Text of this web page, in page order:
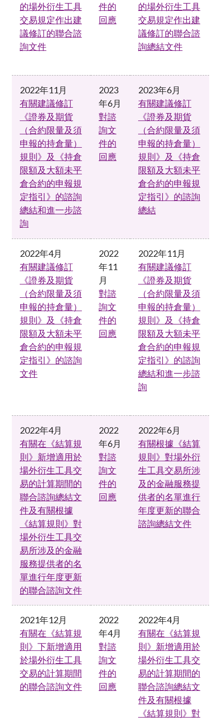
的場外衍生工具
交易規定作出建
議修訂的聯合諮
詢文件
件的
回應
的場外衍生工具
交易規定作出建
議修訂的聯合諮
詢總結文件
2022年11月
有關建議修訂
《證券及期貨
（合約限量及須
申報的持倉量）
規則》及《持倉
限額及大額未平
倉合約的申報規
定指引》的諮詢
總結和進一步諮
詢
2023
年6月
對諮
詢文
件的
回應
2023年6月
有關建議修訂
《證券及期貨
（合約限量及須
申報的持倉量）
規則》及《持倉
限額及大額未平
倉合約的申報規
定指引》的諮詢
總結
2022年4月
有關建議修訂
《證券及期貨
（合約限量及須
申報的持倉量）
規則》及《持倉
限額及大額未平
倉合約的申報規
定指引》的諮詢
文件
2022
年11
月
對諮
詢文
件的
回應
2022年11月
有關建議修訂
《證券及期貨
（合約限量及須
申報的持倉量）
規則》及《持倉
限額及大額未平
倉合約的申報規
定指引》的諮詢
總結和進一步諮
詢
2022年4月
有關在《結算規
則》新增適用於
場外衍生工具交
易的計算期間的
聯合諮詢總結文
件及有關根據
《結算規則》對
場外衍生工具交
易所涉及的金融
服務提供者的名
單進行年度更新
的聯合諮詢文件
2022
年6月
對諮
詢文
件的
回應
2022年6月
有關根據《結算
規則》對場外衍
生工具交易所涉
及的金融服務提
供者的名單進行
年度更新的聯合
諮詢總結文件
2021年12月
有關在《結算規
則》下新增適用
於場外衍生工具
交易的計算期間
的聯合諮詢文件
2022
年4月
對諮
詢文
件的
回應
2022年4月
有關在《結算規
則》新增適用於
場外衍生工具交
易的計算期間的
聯合諮詢總結文
件及有關根據
《結算規則》對